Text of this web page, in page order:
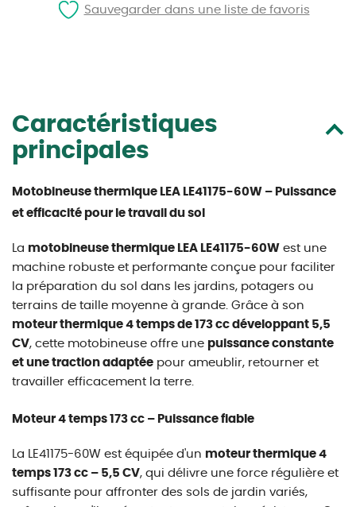
Caractéristiques
principales
Motobineuse thermique LEA LE41175-60W – Puissance
et efficacité pour le travail du sol
La motobineuse thermique LEA LE41175-60W est une
machine robuste et performante conçue pour faciliter
la préparation du sol dans les jardins, potagers ou
terrains de taille moyenne à grande. Grâce à son
moteur thermique 4 temps de 173 cc développant 5,5
CV, cette motobineuse offre une puissance constante
et une traction adaptée pour ameublir, retourner et
travailler efficacement la terre.
Moteur 4 temps 173 cc – Puissance fiable
La LE41175-60W est équipée d'un moteur thermique 4
temps 173 cc – 5,5 CV, qui délivre une force régulière et
suffisante pour affronter des sols de jardin variés,
Sauvegarder dans une liste de favoris